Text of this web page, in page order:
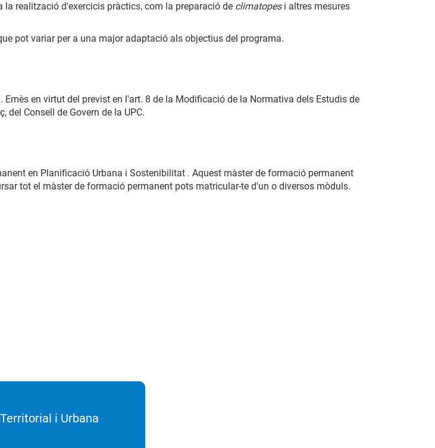
realització d'exercicis pràctics, com la preparació de climatopesi altres mesures
pot variar per a una major adaptació als objectius del programa.
en virtut del previst en l'art. 8 de la Modificació de la Normativa dels Estudis de
Consell de Govern de la UPC.
en Planificació Urbana i Sostenibilitat . Aquest màster de formació permanent
tot el màster de formació permanent pots matricular-te d'un o diversos mòduls.
i Urbana